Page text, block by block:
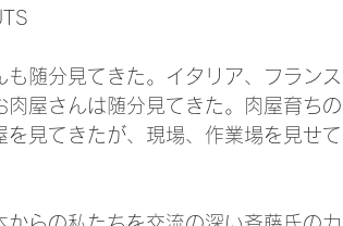
随分見てきた。イタリア、フラン
肉屋さんは随分見てきた。肉屋育ち
見てきたが、現場、作業場を見せ